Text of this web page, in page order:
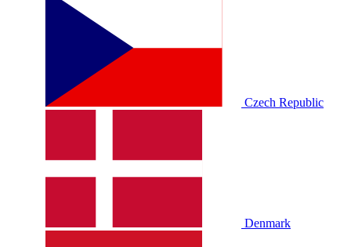
Czech Republic
Denmark